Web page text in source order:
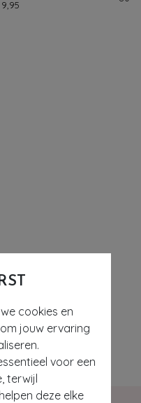
cookies en
jouw ervaring
voor een
terwijl
deze elke